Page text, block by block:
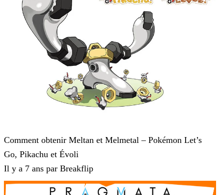
Comment obtenir Meltan et Melmetal – Pokémon Let’s
Go, Pikachu et Évoli
Il y a 7 ans par Breakflip